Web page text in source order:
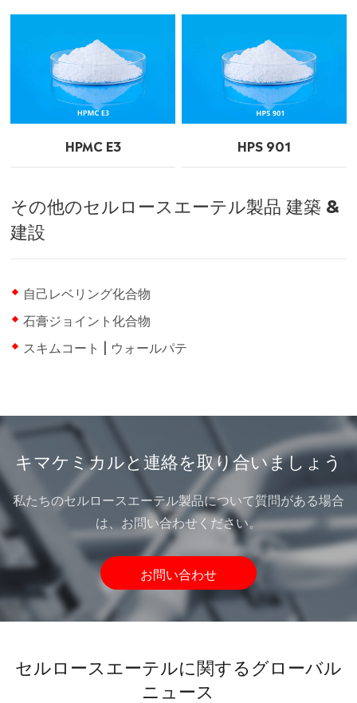
HPMC E3 HPS 901
その他のセルロースエーテル製品 建築 &
建設
自己レベリング化合物
石膏ジョイント化合物
スキムコート | ウォールパテ
キマケミカルと連絡を取り合いましょう
私たちのセルロースエーテル製品について質問がある場合
は、お問い合わせください。
お問い合わせ
セルロースエーテルに関するグローバル
ニュース